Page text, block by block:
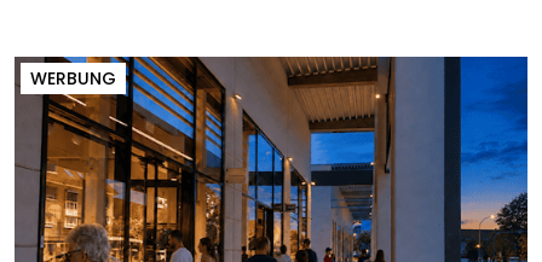
WERBUNG